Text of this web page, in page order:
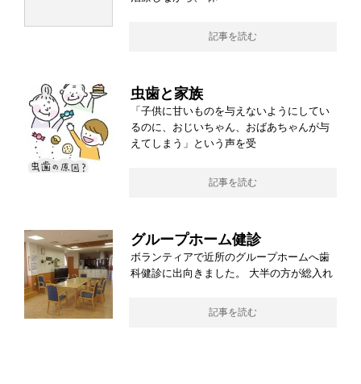
記事を読む
虫歯と家族
「子供に甘いものを与えないようにしてい
るのに、おじいちゃん、おばあちゃんが与
えてしまう」という声を受
記事を読む
グループホーム健診
ボランティアで近所のグループホームへ歯
科健診に出向きました。 大半の方が総入れ
記事を読む